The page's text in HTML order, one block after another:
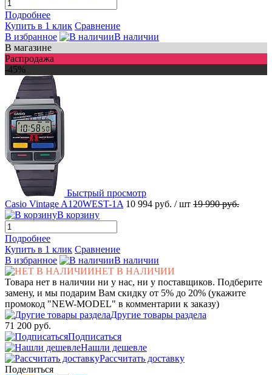
Подробнее
Купить в 1 клик Сравнение
В избранное
В наличии
В магазине
Распродажа
-45%
Быстрый просмотр
Casio Vintage A120WEST-1A 10 994 руб. / шт 19 990 руб.
В корзину
Подробнее
Купить в 1 клик Сравнение
В избранное
В наличии
НЕТ В НАЛИЧИИ
Товара нет в наличии ни у нас, ни у поставщиков. Подберите
замену, и мы подарим Вам скидку от 5% до 20% (укажите
промокод "NEW-MODEL" в комментарии к заказу)
Другие товары раздела
71 200 руб.
Подписаться
Нашли дешевле
Рассчитать доставку
Поделиться